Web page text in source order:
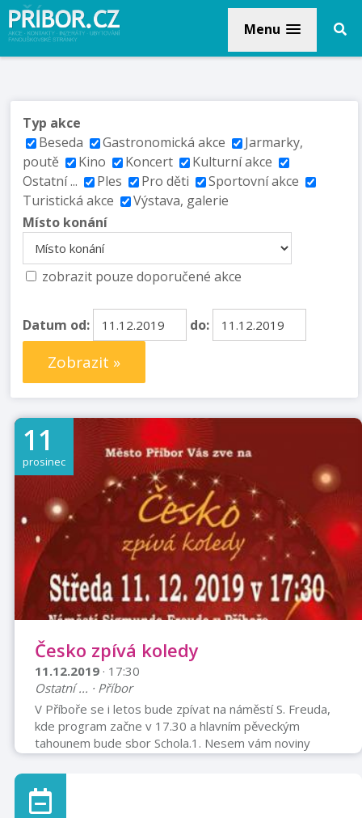
Menu
Typ akce
Beseda
Gastronomická akce
Jarmarky,
poutě
Kino Koncert
Kulturní akce
Ostatní ...
Ples Pro děti
Sportovní akce
Turistická akce
Výstava, galerie
Místo konání
zobrazit pouze doporučené akce
Datum od: do:
Zobrazit »
11
prosinec
Česko zpívá koledy
11.12.2019 · 17:30
Ostatní ... · Příbor
V Příboře se i letos bude zpívat na náměstí S. Freuda,
kde program začne v 17.30 a hlavním pěveckým
tahounem bude sbor Schola.1. Nesem vám noviny
2. Narodil se Kristus Pán3. Půjdem spolu do Betléma
4. Jak jsi krásné, neviňátko 5. Pásli ovce valaši
6. Vánoce, Vánoce přicházejí.